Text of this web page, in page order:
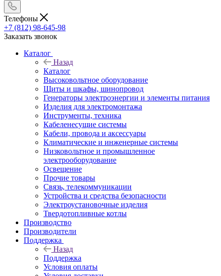
Телефоны
+7 (812) 98-645-98
Заказать звонок
Каталог
Назад
Каталог
Высоковольтное оборудование
Щиты и шкафы, шинопровод
Генераторы электроэнергии и элементы питания
Изделия для электромонтажа
Инструменты, техника
Кабеленесущие системы
Кабели, провода и аксессуары
Климатические и инженерные системы
Низковольтное и промышленное
электрооборудование
Освещение
Прочие товары
Связь, телекоммуникации
Устройства и средства безопасности
Электроустановочные изделия
Твердотопливные котлы
Производство
Производители
Поддержка
Назад
Поддержка
Условия оплаты